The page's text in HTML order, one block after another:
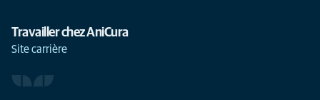
Travailler chez AniCura
Site carrière